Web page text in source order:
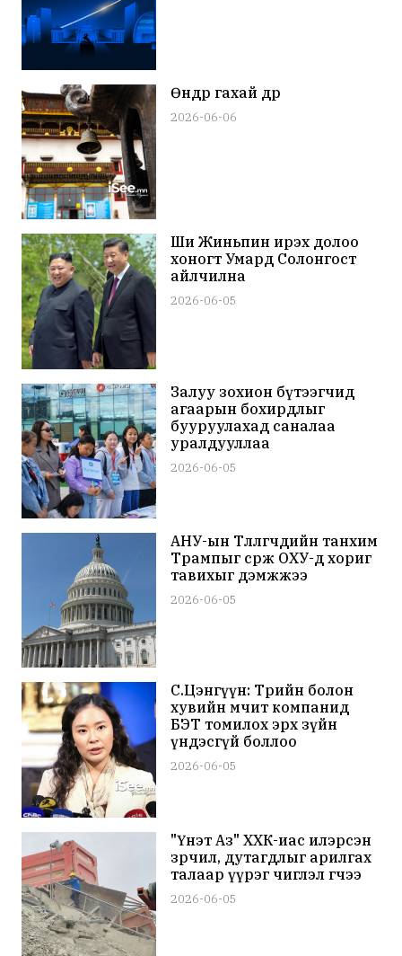
Өнөөдөр гахай өдөр
2026-06-06
Ши Жиньпин ирэх долоо
хоногт Умард Солонгост
айлчилна
2026-06-05
Залуу зохион бүтээгчид
агаарын бохирдлыг
бууруулахад саналаа
уралдууллаа
2026-06-05
АНУ-ын Төлөөлөгчдийн танхим
Трампыг сөрж ОХУ-д хориг
тавихыг дэмжжээ
2026-06-05
С.Цэнгүүн: Төрийн болон
хувийн өмчит компанид
БЭТ томилох эрх зүйн
үндэсгүй боллоо
2026-06-05
"Үнэт Аз" ХХК-иас илэрсэн
зөрчил, дутагдлыг арилгах
талаар үүрэг чиглэл өгчээ
2026-06-05